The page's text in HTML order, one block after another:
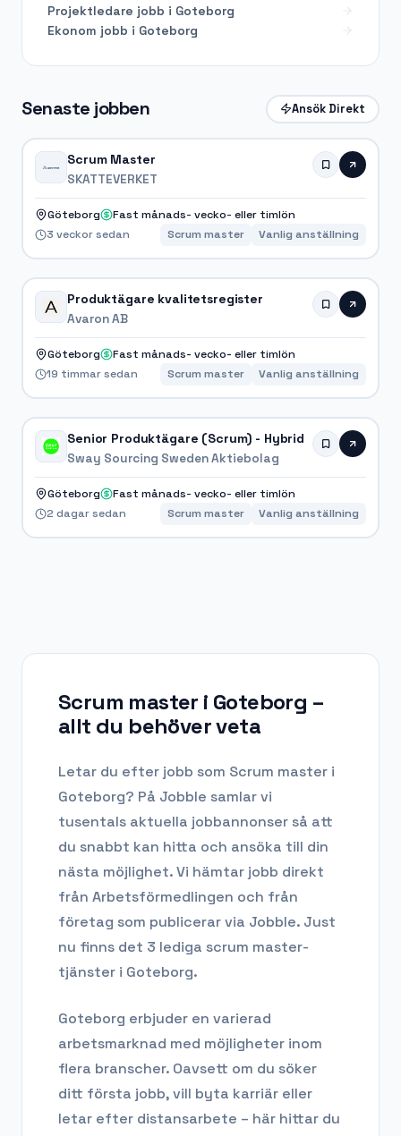
Senaste jobben Ansök Direkt
Scrum Master
SKATTEVERKET
Göteborg
Fast månads- vecko- eller timlön
3 veckor sedan
Scrum master Vanlig anställning
Produktägare kvalitetsregister
Avaron AB
Göteborg
Fast månads- vecko- eller timlön
19 timmar sedan
Scrum master Vanlig anställning
Senior Produktägare (Scrum) - Hybrid
Sway Sourcing Sweden Aktiebolag
Göteborg
Fast månads- vecko- eller timlön
2 dagar sedan
Scrum master Vanlig anställning
Projektledare jobb i Goteborg
Ekonom jobb i Goteborg
Scrum master i Goteborg –
allt du behöver veta
Letar du efter jobb som Scrum master i
Goteborg? På Jobble samlar vi
tusentals aktuella jobbannonser så att
du snabbt kan hitta och ansöka till din
nästa möjlighet. Vi hämtar jobb direkt
från Arbetsförmedlingen och från
företag som publicerar via Jobble. Just
nu finns det 3 lediga scrum master-
tjänster i Goteborg.
Goteborg erbjuder en varierad
arbetsmarknad med möjligheter inom
flera branscher. Oavsett om du söker
ditt första jobb, vill byta karriär eller
letar efter distansarbete – här hittar du